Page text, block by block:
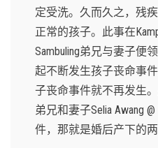
定受洗。久而久之，残
正常的孩子。此事在
Sambuling弟兄与妻子便
起不断发生孩子丧命事
子丧命事件就不再发生
弟兄和妻子Selia Awang
件，那就是婚后产下的